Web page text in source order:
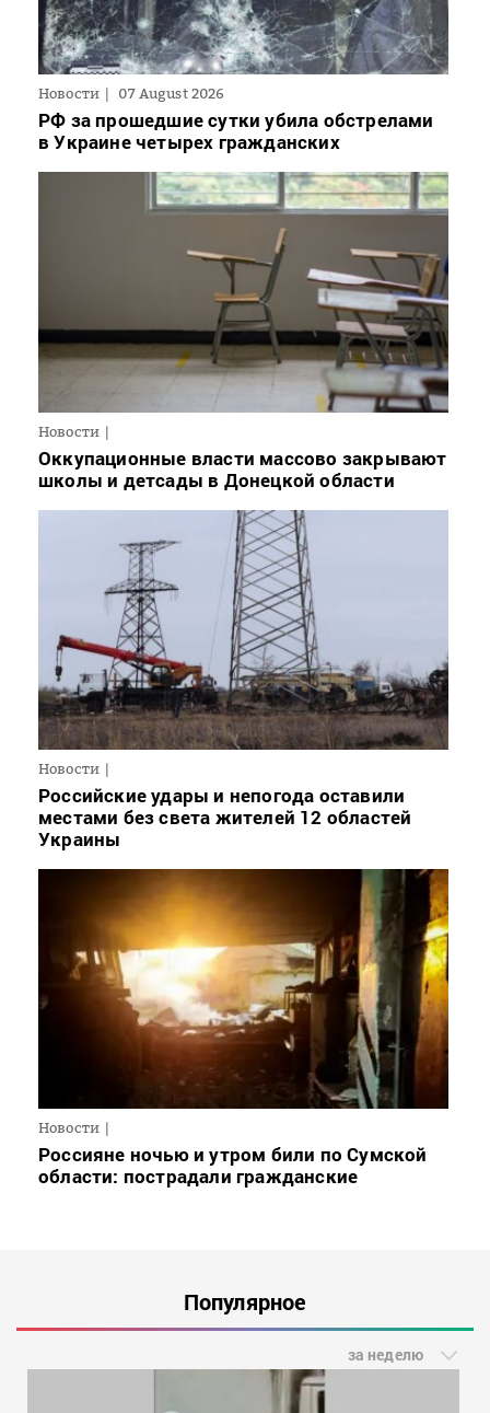
Новости 07 August 2026
РФ за прошедшие сутки убила обстрелами
в Украине четырех гражданских
Новости
Оккупационные власти массово закрывают
школы и детсады в Донецкой области
Новости
Российские удары и непогода оставили
местами без света жителей 12 областей
Украины
Новости
Россияне ночью и утром били по Сумской
области: пострадали гражданские
Популярное
за неделю